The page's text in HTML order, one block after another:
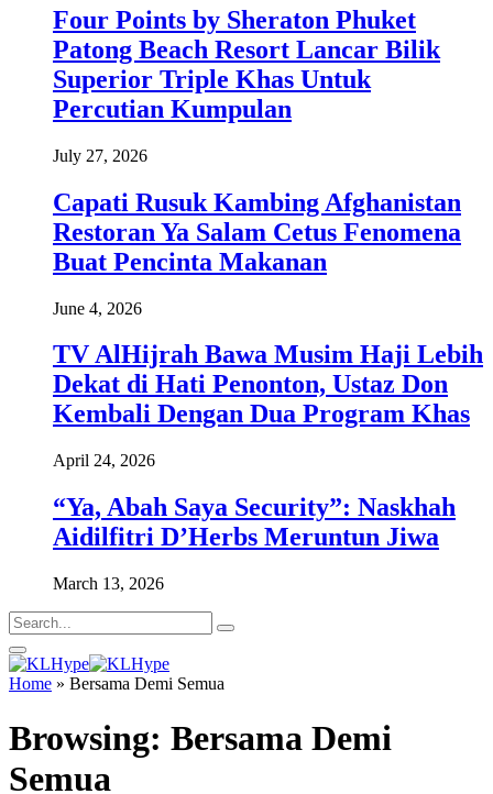
Four Points by Sheraton Phuket
Patong Beach Resort Lancar Bilik
Superior Triple Khas Untuk
Percutian Kumpulan
July 27, 2026
Capati Rusuk Kambing Afghanistan
Restoran Ya Salam Cetus Fenomena
Buat Pencinta Makanan
June 4, 2026
TV AlHijrah Bawa Musim Haji Lebih
Dekat di Hati Penonton, Ustaz Don
Kembali Dengan Dua Program Khas
April 24, 2026
“Ya, Abah Saya Security”: Naskhah
Aidilfitri D’Herbs Meruntun Jiwa
March 13, 2026
Home » Bersama Demi Semua
Browsing: Bersama Demi
Semua